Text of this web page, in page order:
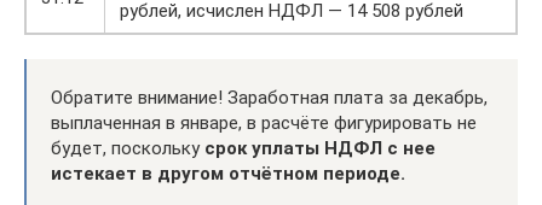
рублей, исчислен НДФЛ — 14 508 рублей
Обратите внимание! Заработная плата за декабрь,
выплаченная в январе, в расчёте фигурировать не
будет, поскольку срок уплаты НДФЛ с нее
истекает в другом отчётном периоде.